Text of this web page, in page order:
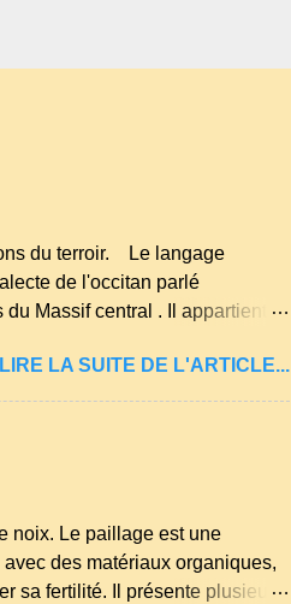
du terroir. Le langage
de l'occitan parlé
Massif central . Il appartient à
décennies, il reste une langue
trouve des mots typiques
du Puy-de-Dôme . A
LIRE LA SUITE DE L'ARTICLE...
noix. Le paillage est une
des matériaux organiques,
sa fertilité. Il présente plusieurs